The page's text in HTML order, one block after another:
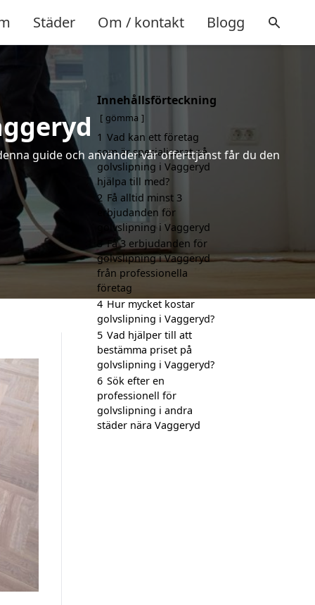
Städer Om / kontakt Blogg
guide och använder vår offerttjänst får du den
Innehållsförteckning
gömma
1 Vad kan ett företag
som är specialiserat på
golvslipning i Vaggeryd
hjälpa till med?
2 Få alltid minst 3
erbjudanden för
golvslipning i Vaggeryd
3 Få 3 erbjudanden för
golvslipning i Vaggeryd
från professionella
företag
4 Hur mycket kostar
golvslipning i Vaggeryd?
5 Vad hjälper till att
bestämma priset på
golvslipning i Vaggeryd?
6 Sök efter en
professionell för
golvslipning i andra
städer nära Vaggeryd